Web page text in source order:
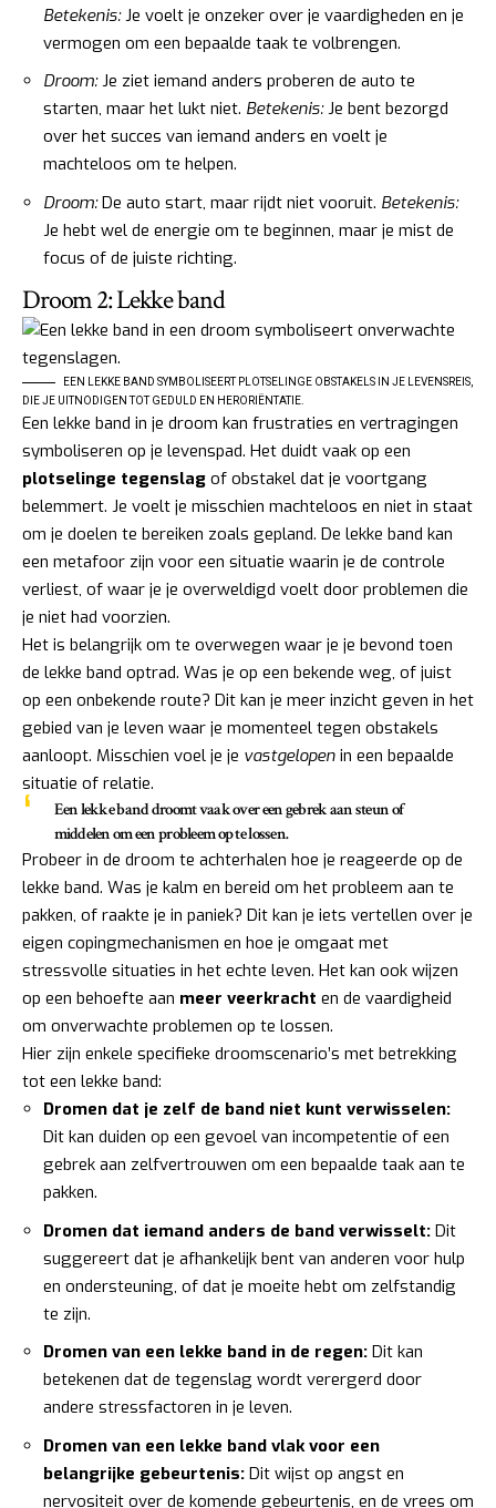
Betekenis:Je voelt je onzeker over je vaardigheden en je
vermogen om een bepaalde taak te volbrengen.
Droom:Je ziet iemand anders proberen de auto te
starten, maar het lukt niet. Betekenis:Je bent bezorgd
over het succes van iemand anders en voelt je
machteloos om te helpen.
Droom:De auto start, maar rijdt niet vooruit. Betekenis:
Je hebt wel de energie om te beginnen, maar je mist de
focus of de juiste richting.
Droom 2: Lekke band
EEN LEKKE BAND SYMBOLISEERT PLOTSELINGE OBSTAKELS IN JE LEVENSREIS,
DIE JE UITNODIGEN TOT GEDULD EN HERORIËNTATIE.
Een lekke band in je droom kan frustraties en vertragingen
symboliseren op je levenspad. Het duidt vaak op een
plotselinge tegenslag of obstakel dat je voortgang
belemmert. Je voelt je misschien machteloos en niet in staat
om je doelen te bereiken zoals gepland. De lekke band kan
een metafoor zijn voor een situatie waarin je de controle
verliest, of waar je je overweldigd voelt door problemen die
je niet had voorzien.
Het is belangrijk om te overwegen waar je je bevond toen
de lekke band optrad. Was je op een bekende weg, of juist
op een onbekende route? Dit kan je meer inzicht geven in het
gebied van je leven waar je momenteel tegen obstakels
aanloopt. Misschien voel je je vastgelopen in een bepaalde
situatie of relatie.
Een lekke band droomt vaak over een gebrek aan steun of
middelen om een probleem op te lossen.
Probeer in de droom te achterhalen hoe je reageerde op de
lekke band. Was je kalm en bereid om het probleem aan te
pakken, of raakte je in paniek? Dit kan je iets vertellen over je
eigen copingmechanismen en hoe je omgaat met
stressvolle situaties in het echte leven. Het kan ook wijzen
op een behoefte aan meer veerkracht en de vaardigheid
om onverwachte problemen op te lossen.
Hier zijn enkele specifieke droomscenario’s met betrekking
tot een lekke band:
Dromen dat je zelf de band niet kunt verwisselen:
Dit kan duiden op een gevoel van incompetentie of een
gebrek aan zelfvertrouwen om een bepaalde taak aan te
pakken.
Dromen dat iemand anders de band verwisselt: Dit
suggereert dat je afhankelijk bent van anderen voor hulp
en ondersteuning, of dat je moeite hebt om zelfstandig
te zijn.
Dromen van een lekke band in de regen: Dit kan
betekenen dat de tegenslag wordt verergerd door
andere stressfactoren in je leven.
Dromen van een lekke band vlak voor een
belangrijke gebeurtenis: Dit wijst op angst en
nervositeit over de komende gebeurtenis, en de vrees om